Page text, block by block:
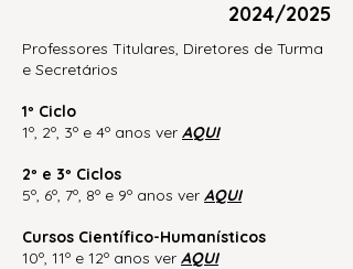
2024/2025
Professores Titulares, Diretores de Turma
e Secretários
1º Ciclo
1º, 2º, 3º e 4º anos ver AQUI
2º e 3º Ciclos
5º, 6º, 7º, 8º e 9º anos ver AQUI
Cursos Científico-Humanísticos
10º, 11º e 12º anos ver AQUI